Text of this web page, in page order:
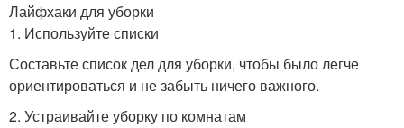
Лайфхаки для уборки
1. Используйте списки
Составьте список дел для уборки, чтобы было легче
ориентироваться и не забыть ничего важного.
2. Устраивайте уборку по комнатам